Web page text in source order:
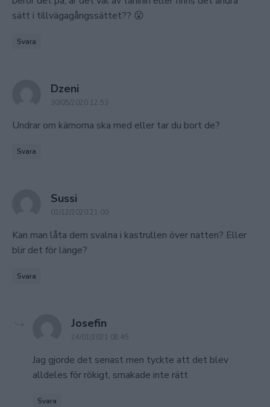
sätt i tillvägagångssättet?? 😮
Svara
Dzeni
30/05/2020 12:53
Undrar om kärnorna ska med eller tar du bort de?
Svara
Sussi
02/12/2020 21:00
Kan man låta dem svalna i kastrullen över natten? Eller
blir det för länge?
Svara
Josefin
24/01/2021 08:45
Jag gjorde det senast men tyckte att det blev
alldeles för rökigt, smakade inte rätt
Svara